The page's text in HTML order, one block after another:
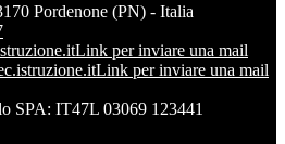
Pordenone (PN) - Italia
Link per inviare una mail
Link per inviare una mail
SPA: IT47L 03069 123441